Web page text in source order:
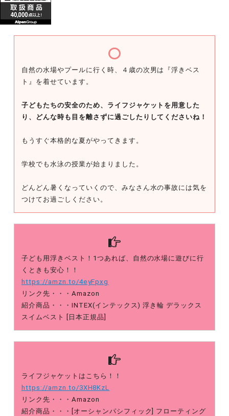
自然の水場やプールに行く時、４歳の次男は『浮きベス
ト』を着せています。
子どもたちの安全のため、ライフジャケットを用意した
り、どんな時も目を離さずに過ごしたりしてくださいね！
もうすぐ本格的な夏がやってきます。
学校でも水泳の授業が始まりました。
どんどん暑くなっていくので、みなさん水の事故には気を
つけてお過ごしください。
子ども用浮きベスト！1つあれば、自然の水場に遊びに行
くときも安心！！
https://amzn.to/4eyFpxg
リンク先・・・Amazon
紹介商品・・・INTEX(インテックス) 浮き輪 デラックス
スイムベスト [日本正規品]
ライフジャケットはこちら！！
https://amzn.to/3XH8KzL
リンク先・・・Amazon
紹介商品・・・[オーシャンパシフィック] フローティング